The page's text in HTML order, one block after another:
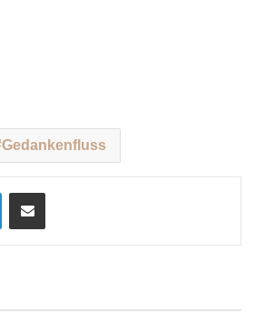
Gedankenfluss
LinkedInTeile per E-Mail